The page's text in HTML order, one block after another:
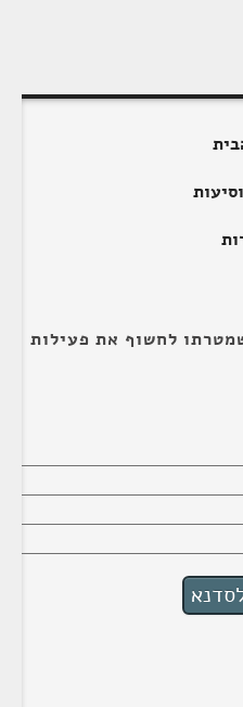
לחשוף את פעילות